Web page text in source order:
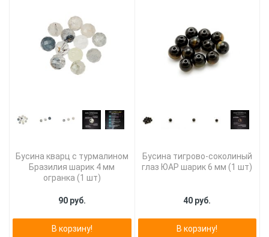
Бусина кварц с турмалином
Бразилия шарик 4 мм
огранка (1 шт)
90 руб.
В корзину!
Бусина тигрово-соколиный
глаз ЮАР шарик 6 мм (1 шт)
40 руб.
В корзину!